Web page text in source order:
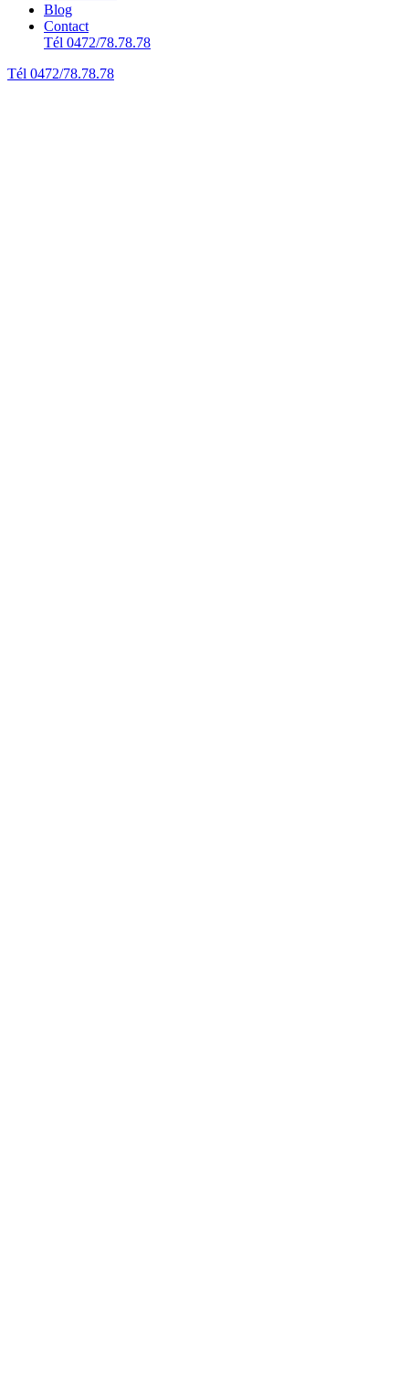
Blog
Contact
Tél 0472/78.78.78
Tél 0472/78.78.78